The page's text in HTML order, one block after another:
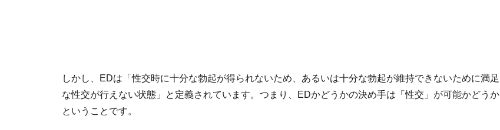
しかし、EDは「性交時に十分な勃起が得られないため、あるいは十分な勃起が維持できないために満足
な性交が行えない状態」と定義されています。つまり、EDかどうかの決め手は「性交」が可能かどうか
ということです。